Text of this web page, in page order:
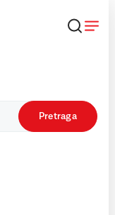
Pretraga